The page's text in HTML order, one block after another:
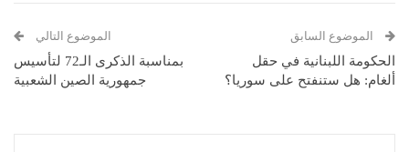
البريد الإلكتروني
الموضوع السابق
الحكومة اللبنانية في حقل
ألغام: هل ستنفتح على سوريا؟
الموضوع التالي
بمناسبة الذكرى الـ72 لتأسيس
جمهورية الصين الشعبية